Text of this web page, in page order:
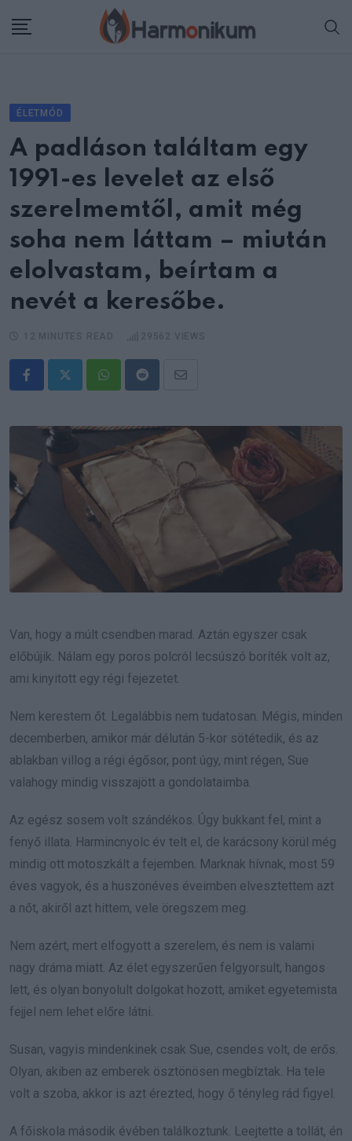
ÉLETMÓD
A padláson találtam egy
1991-es levelet az első
szerelmemtől, amit még
soha nem láttam – miután
elolvastam, beírtam a
nevét a keresőbe.
WhatsappRedditShare
Email
Van, hogy a múlt csendben marad. Aztán egyszer csak
előbújik. Nálam egy poros polcról lecsúszó boríték volt az,
ami kinyitott egy régi fejezetet.
Nem kerestem őt. Legalábbis nem tudatosan. Mégis, minden
decemberben, amikor már délután 5-kor sötétedik, és az
ablakban villog a régi égősor, pont úgy, mint régen, Sue
valahogy mindig visszajött a gondolataimba.
Az egész sosem volt szándékos. Úgy bukkant fel, mint a
fenyő illata. Harmincnyolc év telt el, de karácsony körül még
mindig ott motoszkált a fejemben. Marknak hívnak, most 59
éves vagyok, és a huszonéves éveimben elvesztettem azt
a nőt, akiről azt hittem, vele öregszem meg.
Nem azért, mert elfogyott a szerelem, és nem is valami
nagy dráma miatt. Az élet egyszerűen felgyorsult, hangos
lett, és olyan bonyolult dolgokat hozott, amiket egyetemista
fejjel nem lehet előre látni.
Susan, vagyis mindenkinek csak Sue, csendes volt, de erős.
Olyan, akiben az emberek ösztönösen megbíztak. Ha tele
volt a szoba, akkor is azt érezted, hogy ő tényleg rád figyel.
A főiskola második évében találkoztunk. Leejtette a tollát, én